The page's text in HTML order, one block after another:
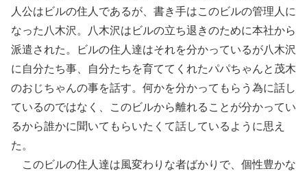
人公はビルの住人であるが、書き手はこのビルの管理人に
なった八木沢。八木沢はビルの立ち退きのために本社から
派遣された。ビルの住人達はそれを分かっているが八木沢
に自分たち事、自分たちを育ててくれたパパちゃんと茂木
のおじちゃんの事を話す。何かを分かってもらう為に話し
ているのではなく、このビルから離れることが分かってい
るから誰かに聞いてもらいたくて話しているように思え
た。
このビルの住人達は風変わりな者ばかりで、個性豊かな